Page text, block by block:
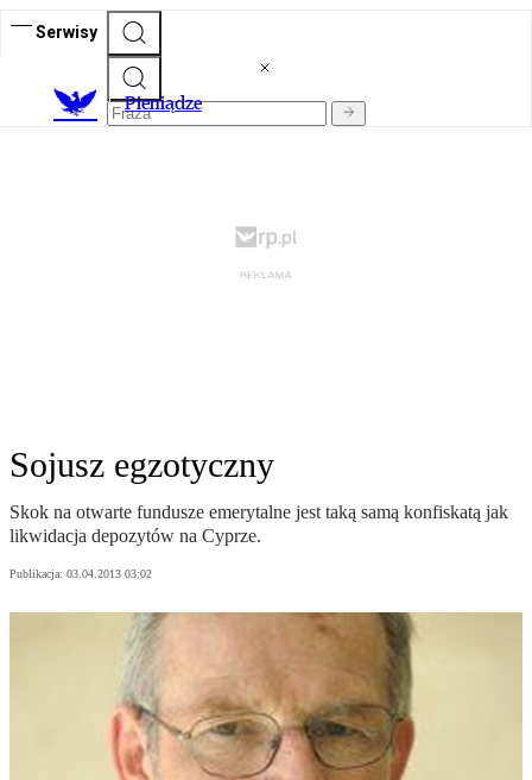
Serwisy
Pieniądze
Sojusz egzotyczny
Skok na otwarte fundusze emerytalne jest taką samą konfiskatą jak
likwidacja depozytów na Cyprze.
Publikacja: 03.04.2013 03:02